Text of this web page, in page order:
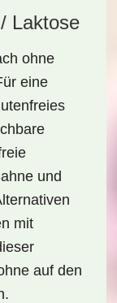
Laktose
ohne
eine
und
mit
auf den